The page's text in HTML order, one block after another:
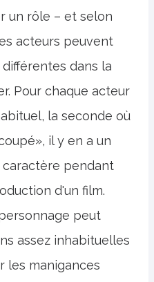
un rôle – et selon
acteurs peuvent
dans la
Pour chaque acteur
la seconde où
il y en a un
pendant
d'un film.
peut
assez inhabituelles
les manigances